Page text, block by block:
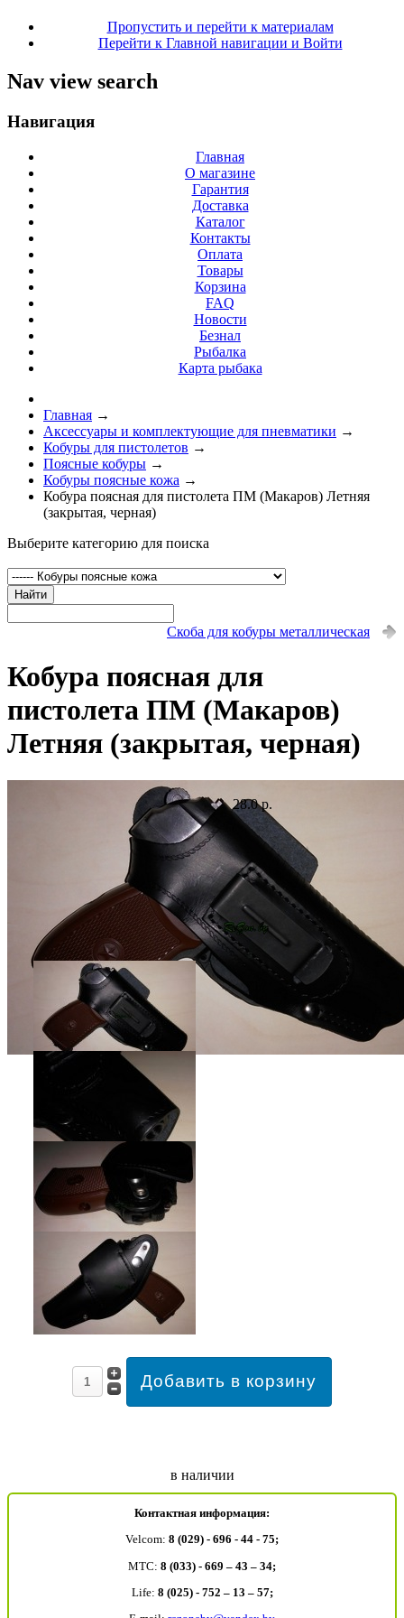
Пропустить и перейти к материалам
Перейти к Главной навигации и Войти
Nav view search
Навигация
Главная
О магазине
Гарантия
Доставка
Каталог
Контакты
Оплата
Товары
Корзина
FAQ
Новости
Безнал
Рыбалка
Карта рыбака
Главная →
Аксессуары и комплектующие для пневматики →
Кобуры для пистолетов →
Поясные кобуры →
Кобуры поясные кожа →
Кобура поясная для пистолета ПМ (Макаров) Летняя
(закрытая, черная)
Выберите категорию для поиска
Найти
Скоба для кобуры металлическая
Кобура поясная для
пистолета ПМ (Макаров)
Летняя (закрытая, черная)
28.0 р.
в наличии
Контактная информация:
Velcom: 8 (029) - 696 - 44 - 75;
MTC: 8 (033) - 669 – 43 – 34;
Life: 8 (025) - 752 – 13 – 57;